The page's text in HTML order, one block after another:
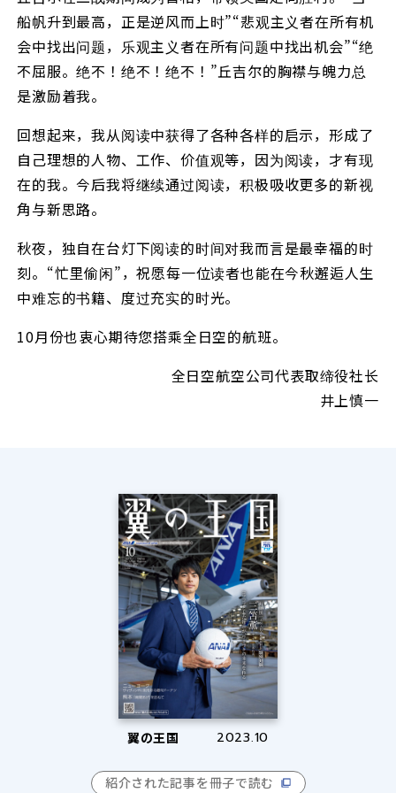
船帆升到最高，正是逆风而上时”“悲观主义者在所有机
会中找出问题，乐观主义者在所有问题中找出机会”“绝
不屈服。绝不！绝不！绝不！”丘吉尔的胸襟与魄力总
是激励着我。
回想起来，我从阅读中获得了各种各样的启示，形成了
自己理想的人物、工作、价值观等，因为阅读，才有现
在的我。今后我将继续通过阅读，积极吸收更多的新视
角与新思路。
秋夜，独自在台灯下阅读的时间对我而言是最幸福的时
刻。“忙里偷闲”，祝愿每一位读者也能在今秋邂逅人生
中难忘的书籍、度过充实的时光。
10月份也衷心期待您搭乘全日空的航班。
全日空航空公司代表取缔役社长
井上慎一
翼の王国 2023.10
紹介された記事を冊子で読む